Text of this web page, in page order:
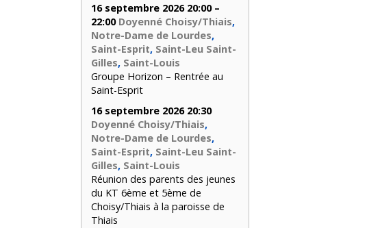
16 septembre 2026 20:00 –
22:00 Doyenné Choisy/Thiais,
Notre-Dame de Lourdes,
Saint-Esprit, Saint-Leu Saint-
Gilles, Saint-Louis
Groupe Horizon – Rentrée au
Saint-Esprit
16 septembre 2026 20:30
Doyenné Choisy/Thiais,
Notre-Dame de Lourdes,
Saint-Esprit, Saint-Leu Saint-
Gilles, Saint-Louis
Réunion des parents des jeunes
du KT 6ème et 5ème de
Choisy/Thiais à la paroisse de
Thiais